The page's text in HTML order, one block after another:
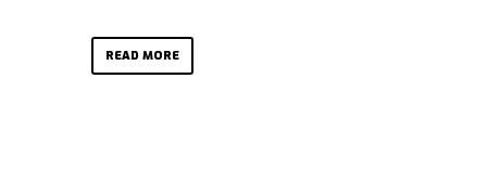
READ MORE